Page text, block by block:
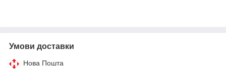
Умови доставки
Нова Пошта